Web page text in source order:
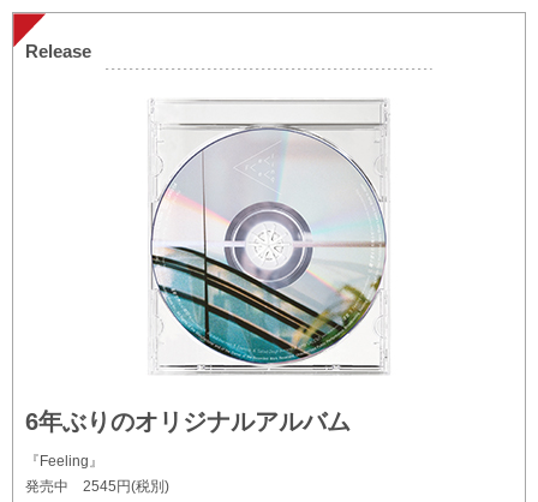
Release
6年ぶりのオリジナルアルバム
『Feeling』
発売中 2545円(税別)